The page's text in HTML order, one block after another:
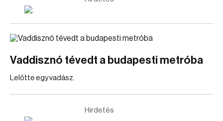
Vaddisznó tévedt a budapesti metróba
Lelőtte egy vadász.
Hirdetés